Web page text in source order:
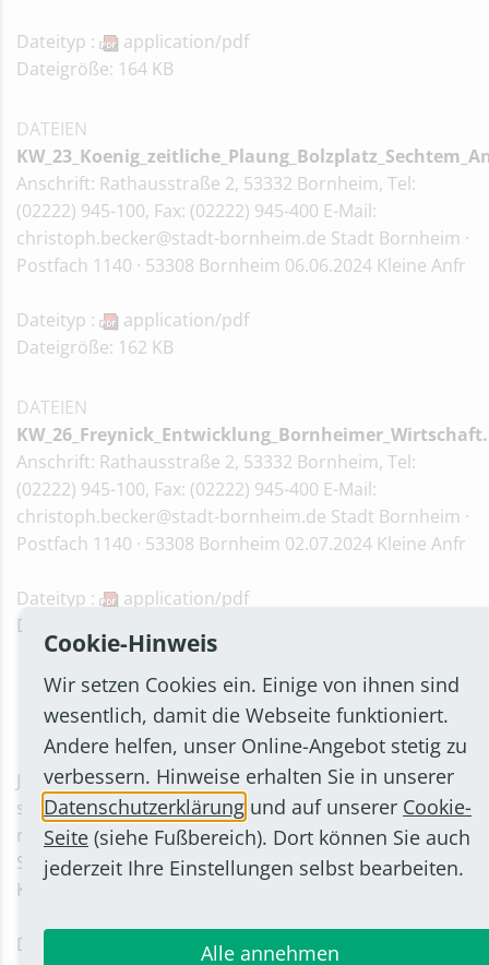
Dateityp :
application/pdf
Dateigröße: 164 KB
DATEIEN
Anschrift: Rathausstraße 2, 53332 Bornheim, Tel:
(02222) 945-100, Fax: (02222) 945-400 E-Mail:
christoph.becker@stadt-bornheim.de Stadt Bornheim ·
Postfach 1140 · 53308 Bornheim 06.06.2024 Kleine Anfr
Dateityp :
application/pdf
Dateigröße: 162 KB
DATEIEN
Anschrift: Rathausstraße 2, 53332 Bornheim, Tel:
(02222) 945-100, Fax: (02222) 945-400 E-Mail:
christoph.becker@stadt-bornheim.de Stadt Bornheim ·
Postfach 1140 · 53308 Bornheim 02.07.2024 Kleine Anfr
Dateityp :
application/pdf
Dateigröße: 438 KB
1 2 3 »
Jedes Ratsmitglied kann jederzeit schriftliche Anfragen -
sogenannte kleine Anfragen - an den Bürgermeister
richten, sofern sich diese auf Angelegenheiten der
Stadt beziehen. Eine Antwort erfolgt innerhalb von 14
Kalendertagen.
Die Anfragen und Antworten werden wöchentlich
Cookie-Hinweis
Wir setzen Cookies ein. Einige von ihnen sind
wesentlich, damit die Webseite funktioniert.
Andere helfen, unser Online-Angebot stetig zu
verbessern. Hinweise erhalten Sie in unserer
Datenschutzerklärung und auf unserer Cookie-
Seite (siehe Fußbereich). Dort können Sie auch
jederzeit Ihre Einstellungen selbst bearbeiten.
Alle annehmen